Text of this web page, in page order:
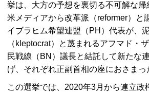
挙は、大方の予想を裏切る不可解な
米メディアから改革派（reformer）と
イブラヒム希望連盟（ PH ）代表が、
（ kleptocrat）と蔑まれるアフマド・
民戦線（ BN ）議長と結託して新たな
げ、それぞれ正副首相の座におさまっ
この選挙では、2020年3月から連立政